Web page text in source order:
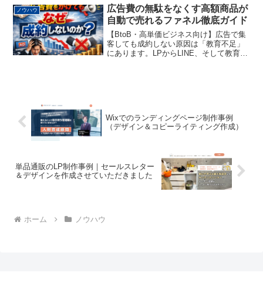
されるコンテンツを作りましょう」…と
いった言葉をよ...
ノウハウ
広告費の無駄をなくす高額商品が
自動で売れるファネル徹底ガイド
【BtoB・高単価ビジネス向け】広告で集
客しても成約しない原因は「教育不足」
にあります。LPからLINE、そして教育動
Wixでのランディングページ制作事例
（デザイン＆コピーライティング作成）
単品通販のLP制作事例｜セールスレター
＆デザインを作成させていただきました
ホーム ノウハウ